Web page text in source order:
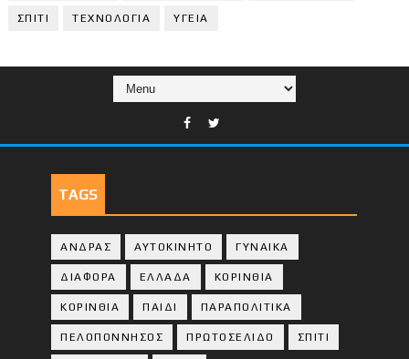
ΣΠΙΤΙ ΤΕΧΝΟΛΟΓΙΑ ΥΓΕΙΑ
TAGS
ΑΝΔΡΑΣ ΑΥΤΟΚΙΝΗΤΟ ΓΥΝΑΙΚΑ
ΔΙΑΦΟΡΑ ΕΛΛΑΔΑ ΚΟΡΙΝΘΙΑ
ΚΟΡΙΝΘΙA ΠΑΙΔΙ ΠΑΡΑΠΟΛΙΤΙΚΑ
ΠΕΛΟΠΟΝΝΗΣΟΣ ΠΡΩΤΟΣΕΛΙΔΟ ΣΠΙΤΙ